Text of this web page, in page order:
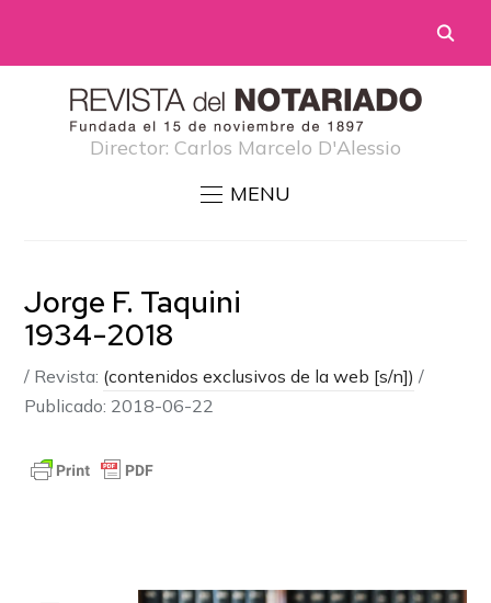
Director: Carlos Marcelo D'Alessio
MENU
Jorge F. Taquini
1934-2018
/ Revista: (contenidos exclusivos de la web [s/n]) /
Publicado: 2018-06-22